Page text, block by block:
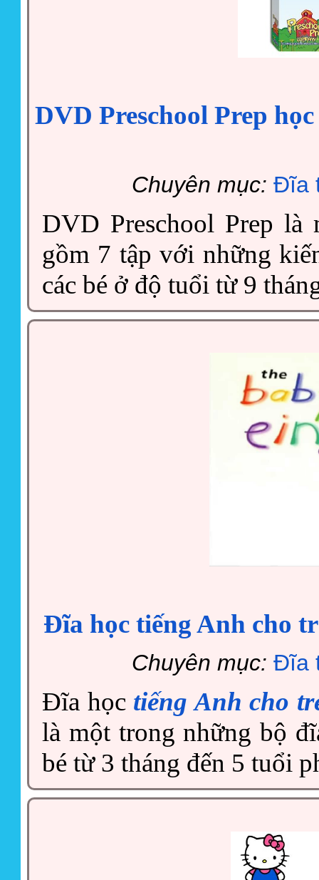
DVD Preschool Prep
Chuyên mục:Đĩa
DVD Preschool Prep
gồm 7 tập với những
các bé ở độ tuổi từ 9
Đĩa học tiếng Anh cho
Chuyên mục:Đĩa
Đĩa học tiếng Anh cho
là một trong những bộ
bé từ 3 tháng đến 5 tuổi